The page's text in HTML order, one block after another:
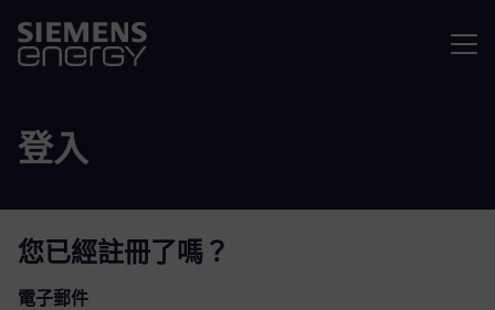
登入
您已經註冊了嗎？
登入：使用者和密碼
電子郵件